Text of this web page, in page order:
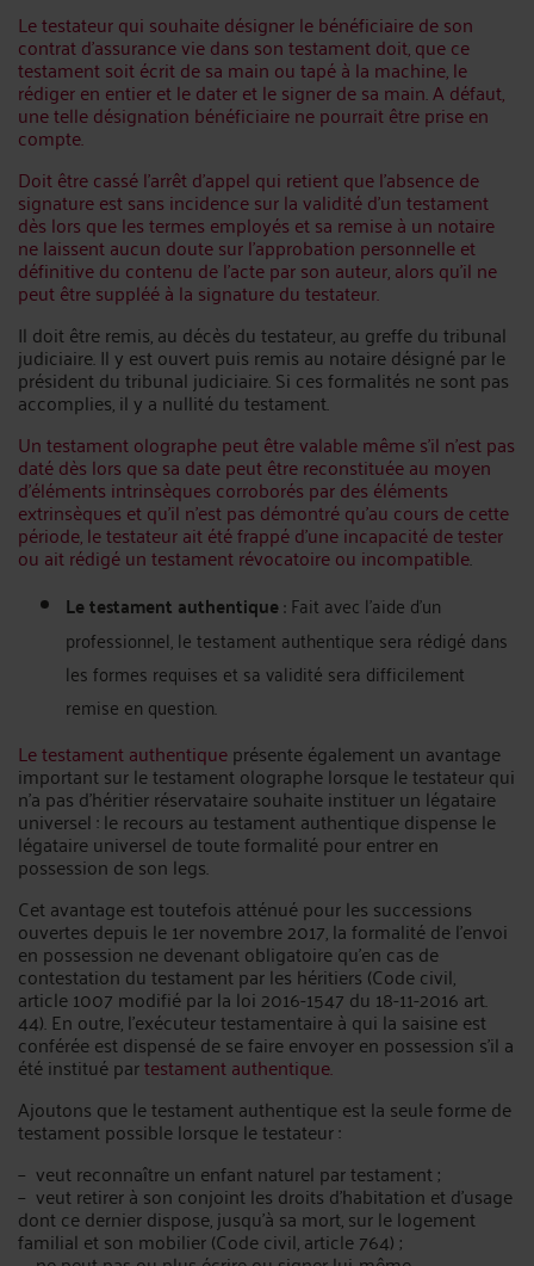
Le testateur qui souhaite désigner le bénéficiaire de son
contrat d’assurance vie dans son testament doit, que ce
testament soit écrit de sa main ou tapé à la machine, le
rédiger en entier et le dater et le signer de sa main. A défaut,
une telle désignation bénéficiaire ne pourrait être prise en
compte.
Doit être cassé l’arrêt d’appel qui retient que l’absence de
signature est sans incidence sur la validité d’un testament
dès lors que les termes employés et sa remise à un notaire
ne laissent aucun doute sur l’approbation personnelle et
définitive du contenu de l’acte par son auteur, alors qu’il ne
peut être suppléé à la signature du testateur.
Il doit être remis, au décès du testateur, au greffe du tribunal
judiciaire. Il y est ouvert puis remis au notaire désigné par le
président du tribunal judiciaire. Si ces formalités ne sont pas
accomplies, il y a nullité du testament.
Un testament olographe peut être valable même s’il n’est pas
daté dès lors que sa date peut être reconstituée au moyen
d’éléments intrinsèques corroborés par des éléments
extrinsèques et qu’il n’est pas démontré qu’au cours de cette
période, le testateur ait été frappé d’une incapacité de tester
ou ait rédigé un testament révocatoire ou incompatible.
Le testament authentique: Fait avec l’aide d’un
professionnel, le testament authentique sera rédigé dans
les formes requises et sa validité sera difficilement
remise en question.
Le testament authentiqueprésente également un avantage
important sur le testament olographe lorsque le testateur qui
n’a pas d’héritier réservataire souhaite instituer un légataire
universel : le recours au testament authentique dispense le
légataire universel de toute formalité pour entrer en
possession de son legs.
Cet avantage est toutefois atténué pour les successions
ouvertes depuis le 1er novembre 2017, la formalité de l’envoi
en possession ne devenant obligatoire qu’en cas de
contestation du testament par les héritiers (Code civil,
article 1007 modifié par la loi 2016-1547 du 18-11-2016 art.
44). En outre, l’exécuteur testamentaire à qui la saisine est
conférée est dispensé de se faire envoyer en possession s’il a
été institué partestament authentique.
Ajoutons que le testament authentique est la seule forme de
testament possible lorsque le testateur :
– veut reconnaître un enfant naturel par testament ;
– veut retirer à son conjoint les droits d’habitation et d’usage
dont ce dernier dispose, jusqu’à sa mort, sur le logement
familial et son mobilier (Code civil, article 764) ;